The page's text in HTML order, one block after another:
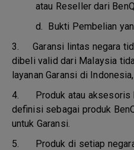
atau Reseller dari
d. Bukti Pembelian
3.Garansi lintas negara
dibeli valid dari Malaysia
layanan Garansi di
4. Produk atau aksesoris
definisi sebagai produk
untuk Garansi.
5. Produk di setiap